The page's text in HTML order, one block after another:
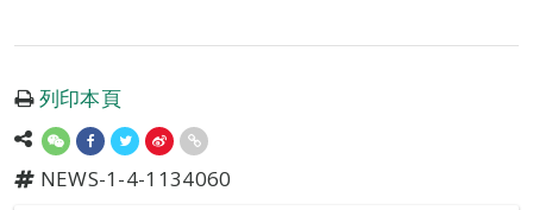
列印本頁
NEWS-1-4-1134060